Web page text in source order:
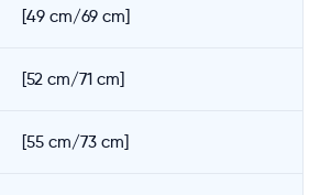
[49 cm/69 cm]
[52 cm/71 cm]
[55 cm/73 cm]